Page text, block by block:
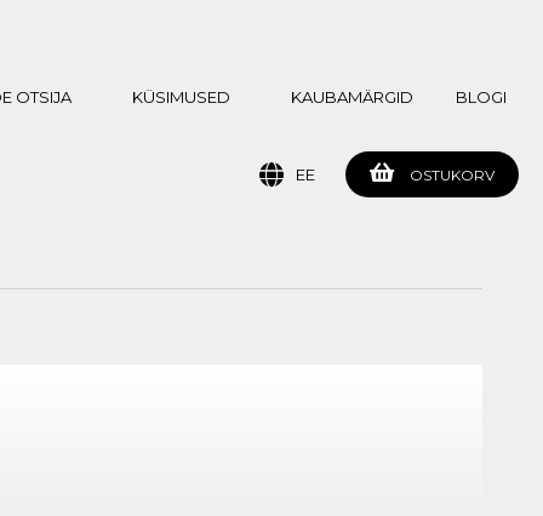
OTSIJA KÜSIMUSED KAUBAMÄRGID BLOGI
OSTUKORV
EE